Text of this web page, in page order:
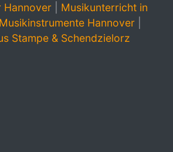
Hannover
Musikunterricht in
Musikinstrumente Hannover
Stampe & Schendzielorz